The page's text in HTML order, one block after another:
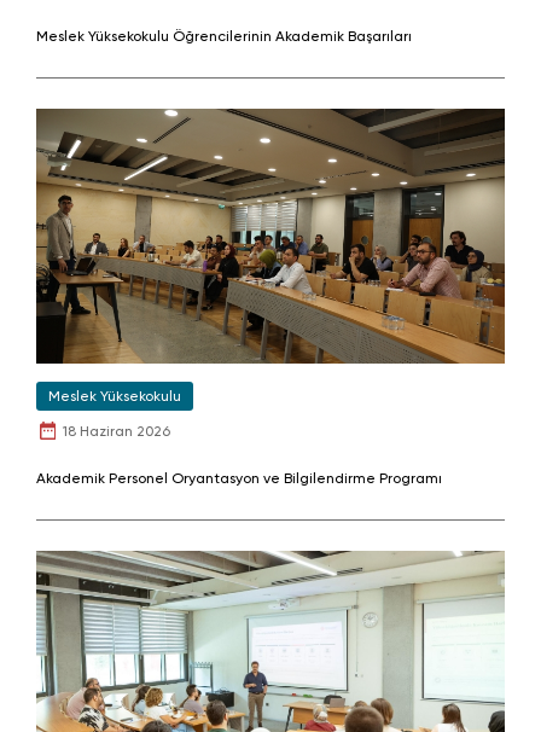
Meslek Yüksekokulu Öğrencilerinin Akademik Başarıları
Meslek Yüksekokulu
18 Haziran 2026
Akademik Personel Oryantasyon ve Bilgilendirme Programı